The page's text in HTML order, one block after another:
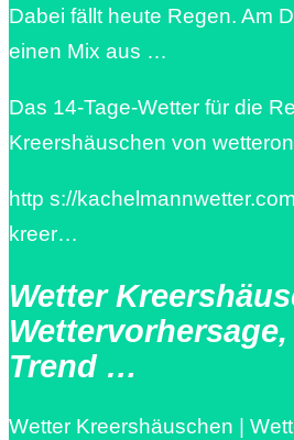
Dabei fällt heute Regen. Am
einen Mix aus …
Das 14-Tage-Wetter für die
Kreershäuschen von
http s://
kreer…
Wetter
Wettervorhersage,
Trend …
Wetter Kreershäuschen |